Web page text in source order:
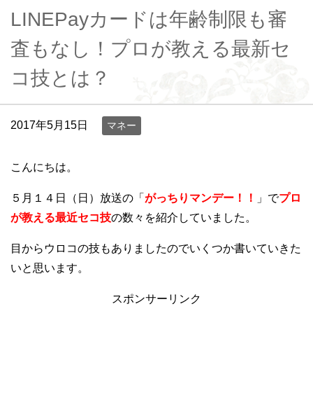
LINEPayカードは年齢制限も審
査もなし！プロが教える最新セ
コ技とは？
2017年5月15日 マネー
こんにちは。
５月１４日（日）放送の「 がっちりマンデー！！ 」でプロ
が教える最近セコ技の数々を紹介していました。
目からウロコの技もありましたのでいくつか書いていきた
いと思います。
スポンサーリンク